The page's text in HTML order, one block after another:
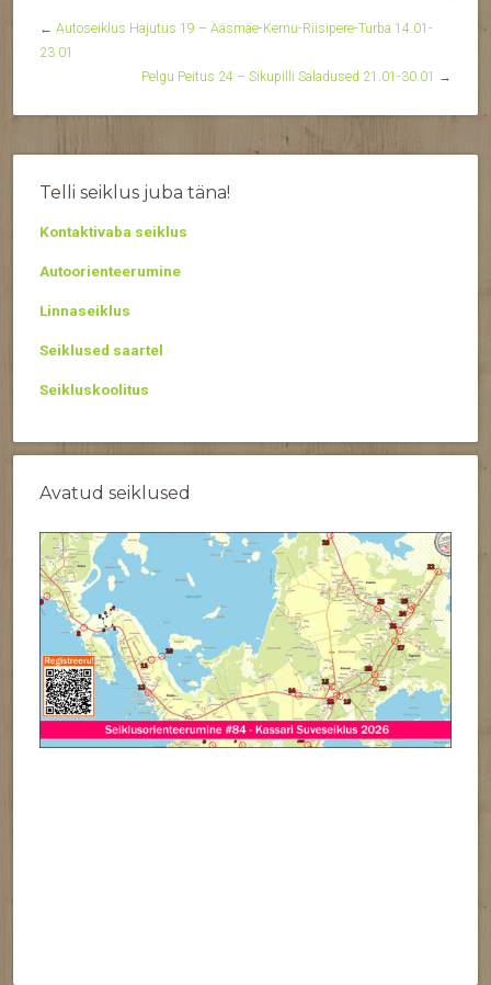
← Autoseiklus Hajutus 19 – Ääsmäe-Kernu-Riisipere-Turba 14.01-
23.01
Pelgu Peitus 24 – Sikupilli Saladused 21.01-30.01 →
Telli seiklus juba täna!
Kontaktivaba seiklus
Autoorienteerumine
Linnaseiklus
Seiklused saartel
Seikluskoolitus
Avatud seiklused